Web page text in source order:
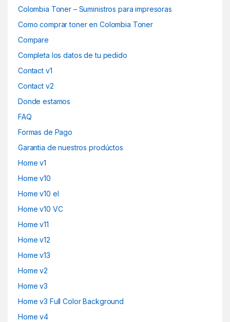
Colombia Toner – Suministros para impresoras
Como comprar toner en Colombia Toner
Compare
Completa los datos de tu pedido
Contact v1
Contact v2
Donde estamos
FAQ
Formas de Pago
Garantia de nuestros prodúctos
Home v1
Home v10
Home v10 el
Home v10 VC
Home v11
Home v12
Home v13
Home v2
Home v3
Home v3 Full Color Background
Home v4